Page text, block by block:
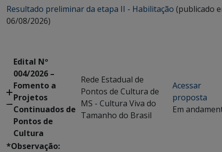
Resultado preliminar da etapa II - Habilitação (publicado
06/08/2026)
Edital Nº
004/2026 –
Fomento a
Projetos
Continuados de
Pontos de
Cultura
Rede Estadual de
Pontos de Cultura de
MS - Cultura Viva do
Tamanho do Brasil
Acessar
proposta
Em
*Observação: